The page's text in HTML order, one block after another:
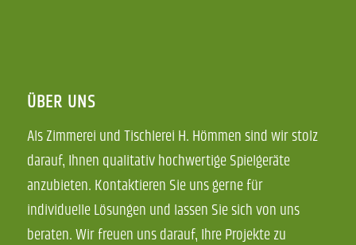
ÜBER UNS
Als Zimmerei und Tischlerei H. Hömmen sind wir stolz
darauf, Ihnen qualitativ hochwertige Spielgeräte
anzubieten. Kontaktieren Sie uns gerne für
individuelle Lösungen und lassen Sie sich von uns
beraten. Wir freuen uns darauf, Ihre Projekte zu